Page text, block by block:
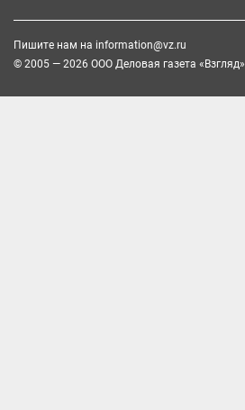
Пишите нам на information@vz.ru
© 2005 — 2026 ООО Деловая газета «Взгляд»